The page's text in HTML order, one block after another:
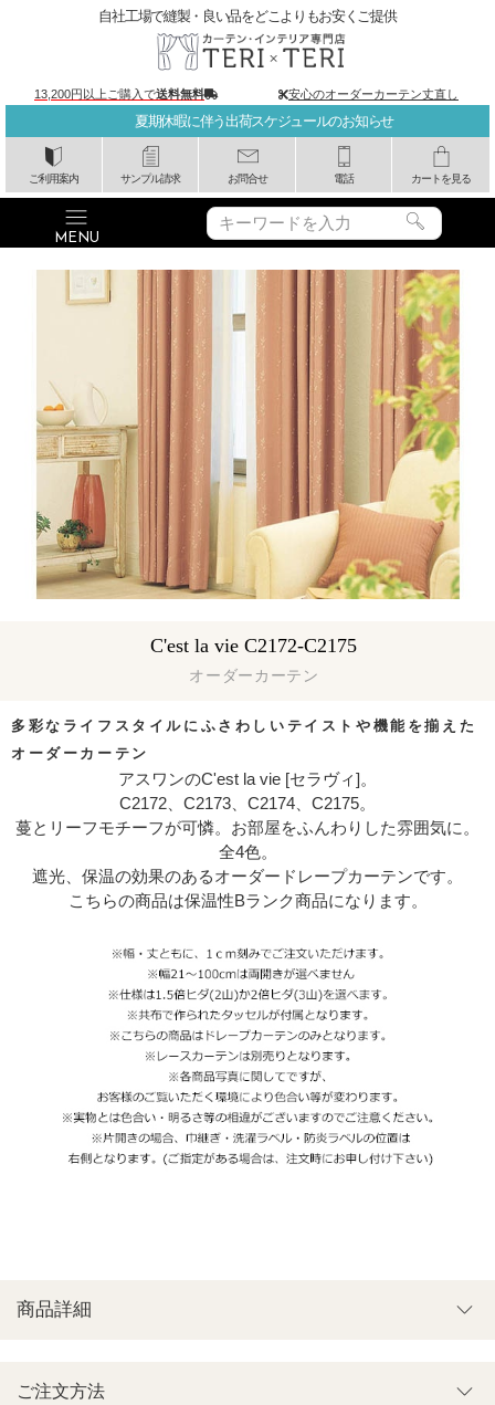
夏期休暇に伴う出荷スケジュールのお知らせ
ご利用案内 サンプル請求 お問合せ 電話 カートを見る
自社工場で縫製・良い品をどこよりもお安くご提供
13,200円以上ご購入で送料無料 安心のオーダーカーテン丈直し
多彩なライフスタイルにふさわしい テイストや機能を揃えた
オーダーカーテン
オーダーカーテン
C'est la vie C2172-C2175
アスワンのC'est la vie [セラヴィ]。
C2172、C2173、C2174、C2175。
蔓とリーフモチーフが可憐。お部屋をふんわりした雰囲気に。
全4色。
遮光、保温の効果のあるオーダードレープカーテンです。
こちらの商品は保温性Bランク商品になります。
ご注文方法
商品詳細